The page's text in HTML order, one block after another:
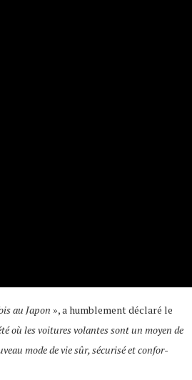
au Japon », a humble­ment déclaré le
où les voitures volantes sont un moyen de
mode de vie sûr, sécu­risé et confor­